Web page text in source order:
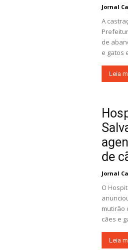
Jornal
A
de
e gatos
Leia
de
Jornal
O
mutirão
cães e
Leia